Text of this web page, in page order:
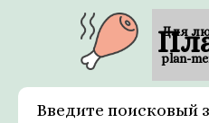
Для
plan-